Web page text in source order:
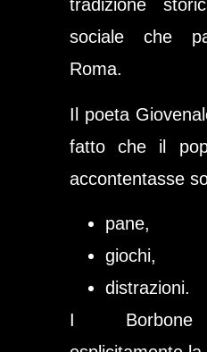
tradizione
sociale che
Roma.
Il poeta
fatto che il
accontentasse
pane,
giochi,
distrazioni.
I Borbone